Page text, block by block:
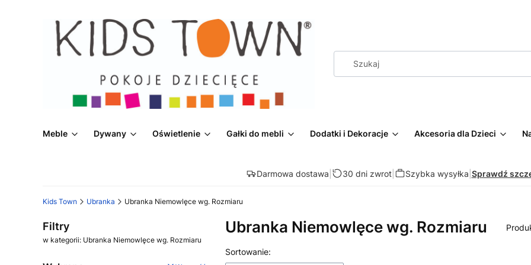
Meble Dywany Oświetlenie Gałki do mebli Dodatki i Dekoracje Akcesoria dla Dzieci
Darmowa dostawa 30 dni zwrot| Szybka wysyłka Sprawdź
Kids Town Ubranka Ubranka Niemowlęce wg. Rozmiaru
Filtry
w kategorii: Ubranka Niemowlęce wg. Rozmiaru
Ubranka Niemowlęce wg. Rozmiaru
Lista produktów
Sortowanie: